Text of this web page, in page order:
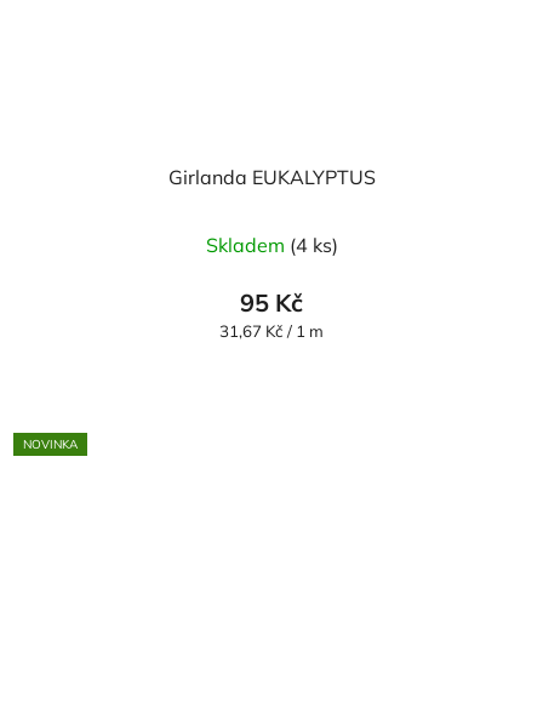
Girlanda EUKALYPTUS
Skladem (4 ks)
95 Kč
Měrná
31,67 Kč / 1 m
NOVINKA